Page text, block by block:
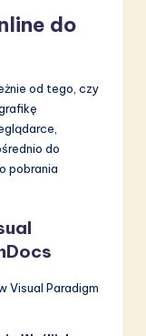
do
od tego, czy
do
pobrania
Visual Paradigm